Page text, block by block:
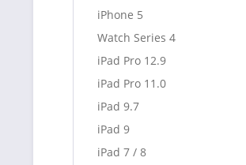
iPhone 5
Watch Series 4
iPad Pro 12.9
iPad Pro 11.0
iPad 9.7
iPad 9
iPad 7 / 8